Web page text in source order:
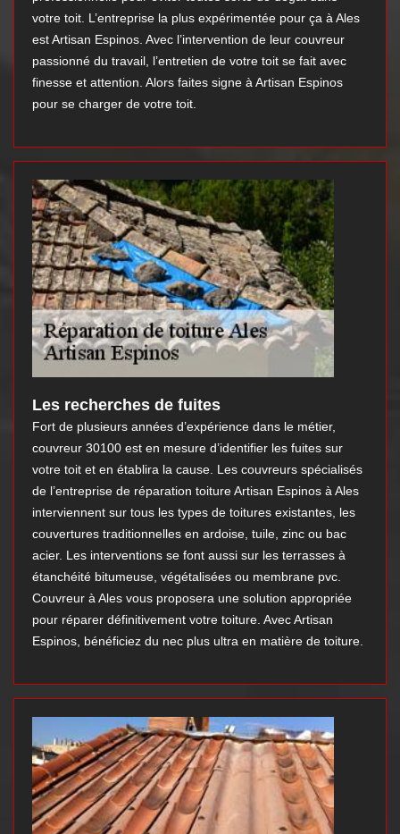
votre toit. L’entreprise la plus expérimentée pour ça à Ales
est Artisan Espinos. Avec l’intervention de leur couvreur
passionné du travail, l’entretien de votre toit se fait avec
finesse et attention. Alors faites signe à Artisan Espinos
pour se charger de votre toit.
Les recherches de fuites
Fort de plusieurs années d’expérience dans le métier,
couvreur 30100 est en mesure d’identifier les fuites sur
votre toit et en établira la cause. Les couvreurs spécialisés
de l’entreprise de réparation toiture Artisan Espinos à Ales
interviennent sur tous les types de toitures existantes, les
couvertures traditionnelles en ardoise, tuile, zinc ou bac
acier. Les interventions se font aussi sur les terrasses à
étanchéité bitumeuse, végétalisées ou membrane pvc.
Couvreur à Ales vous proposera une solution appropriée
pour réparer définitivement votre toiture. Avec Artisan
Espinos, bénéficiez du nec plus ultra en matière de toiture.